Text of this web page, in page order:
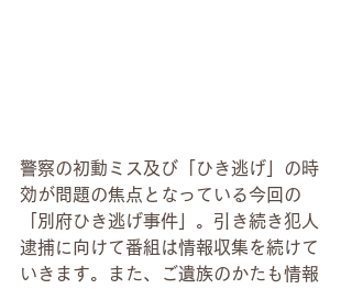
警察の初動ミス及び「ひき逃げ」の時
効が問題の焦点となっている今回の
「別府ひき逃げ事件」。引き続き犯人
逮捕に向けて番組は情報収集を続けて
いきます。また、ご遺族のかたも情報